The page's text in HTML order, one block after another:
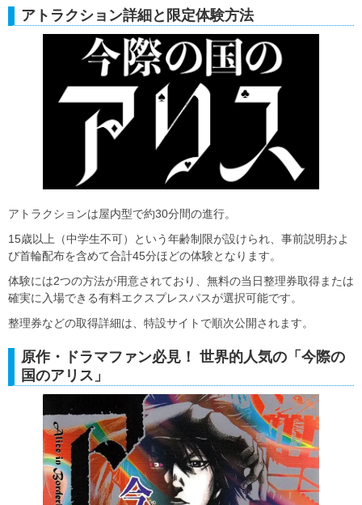
アトラクション詳細と限定体験方法
アトラクションは屋内型で約30分間の進行。
15歳以上（中学生不可）という年齢制限が設けられ、事前説明およ
び首輪配布を含めて合計45分ほどの体験となります。
体験には2つの方法が用意されており、無料の当日整理券取得または
確実に入場できる有料エクスプレスパスが選択可能です。
整理券などの取得詳細は、特設サイトで順次公開されます。
原作・ドラマファン必見！ 世界的人気の「今際の
国のアリス」